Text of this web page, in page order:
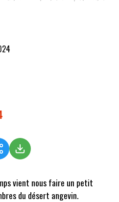
vient nous faire un petit
du désert angevin.